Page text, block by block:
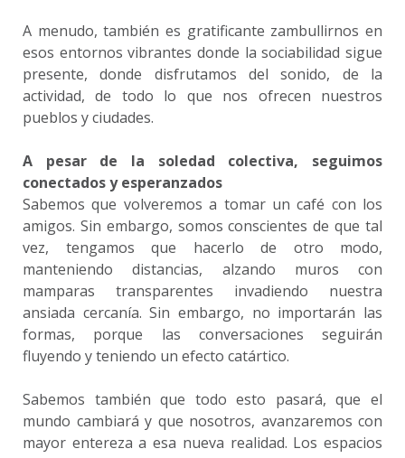
A menudo, también es gratificante zambullirnos en
esos entornos vibrantes donde la sociabilidad sigue
presente, donde disfrutamos del sonido, de la
actividad, de todo lo que nos ofrecen nuestros
pueblos y ciudades.
A pesar de la soledad colectiva, seguimos
conectados y esperanzados
Sabemos que volveremos a tomar un café con los
amigos. Sin embargo, somos conscientes de que tal
vez, tengamos que hacerlo de otro modo,
manteniendo distancias, alzando muros con
mamparas transparentes invadiendo nuestra
ansiada cercanía. Sin embargo, no importarán las
formas, porque las conversaciones seguirán
fluyendo y teniendo un efecto catártico.
Sabemos también que todo esto pasará, que el
mundo cambiará y que nosotros, avanzaremos con
mayor entereza a esa nueva realidad. Los espacios